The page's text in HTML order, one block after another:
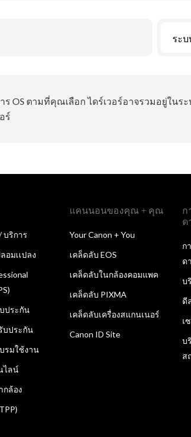
ระ
OS ตามที่คุณเลือก ไดร์เวอร์อาจรวมอยู่ในร
ร์
บริการ
อมเเปลง
ประกัน
บประกัน
รมใช้งาน
ไลน์
กล้อง
แคนนอนของคุณ + คุณ
Your Canon + You
เคล็ดลับ EOS
เคล็ดลับในกล้องคอมแพค
เคล็ดลับ PIXMA
เคล็ดลับเครื่องสแกนเนอร์
Canon ID Site
ก
ด
ก
ด
บ
ดี
เ
บ
ส